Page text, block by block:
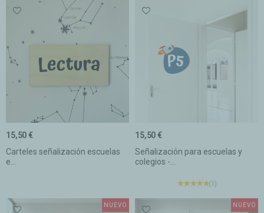
Carteles señalización escuelas
e...
15,50 €
Señalización para escuelas y
colegios -...
15,50 €
(1)
NUEVO NUEVO